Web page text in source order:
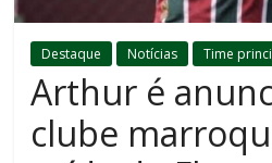
Destaque Notícias Time
Arthur é
clube